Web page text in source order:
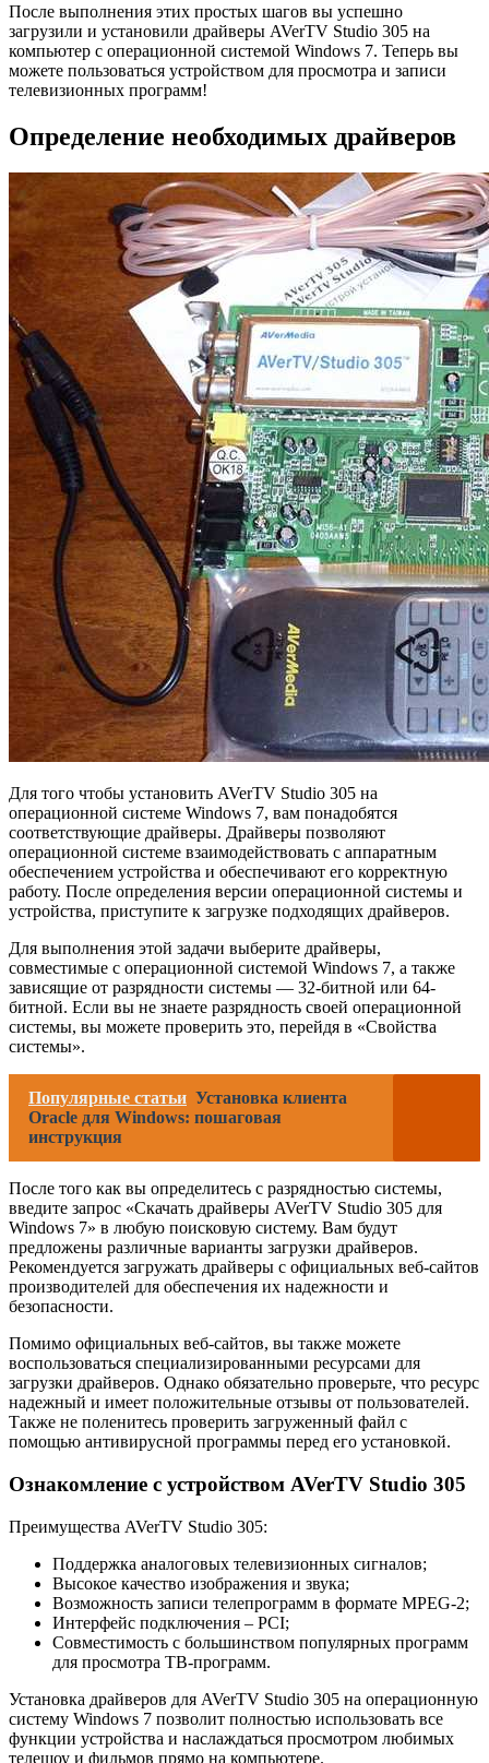
После выполнения этих простых шагов вы успешно
загрузили и установили драйверы AVerTV Studio 305 на
компьютер с операционной системой Windows 7. Теперь вы
можете пользоваться устройством для просмотра и записи
телевизионных программ!
Определение необходимых драйверов
Для того чтобы установить AVerTV Studio 305 на
операционной системе Windows 7, вам понадобятся
соответствующие драйверы. Драйверы позволяют
операционной системе взаимодействовать с аппаратным
обеспечением устройства и обеспечивают его корректную
работу. После определения версии операционной системы и
устройства, приступите к загрузке подходящих драйверов.
Для выполнения этой задачи выберите драйверы,
совместимые с операционной системой Windows 7, а также
зависящие от разрядности системы — 32-битной или 64-
битной. Если вы не знаете разрядность своей операционной
системы, вы можете проверить это, перейдя в «Свойства
системы».
Популярные статьи Установка клиента
Oracle для Windows: пошаговая
инструкция
После того как вы определитесь с разрядностью системы,
введите запрос «Скачать драйверы AVerTV Studio 305 для
Windows 7» в любую поисковую систему. Вам будут
предложены различные варианты загрузки драйверов.
Рекомендуется загружать драйверы с официальных веб-сайтов
производителей для обеспечения их надежности и
безопасности.
Помимо официальных веб-сайтов, вы также можете
воспользоваться специализированными ресурсами для
загрузки драйверов. Однако обязательно проверьте, что ресурс
надежный и имеет положительные отзывы от пользователей.
Также не поленитесь проверить загруженный файл с
помощью антивирусной программы перед его установкой.
Ознакомление с устройством AVerTV Studio 305
Преимущества AVerTV Studio 305:
Поддержка аналоговых телевизионных сигналов;
Высокое качество изображения и звука;
Возможность записи телепрограмм в формате MPEG-2;
Интерфейс подключения – PCI;
Совместимость с большинством популярных программ
для просмотра ТВ-программ.
Установка драйверов для AVerTV Studio 305 на операционную
систему Windows 7 позволит полностью использовать все
функции устройства и наслаждаться просмотром любимых
телешоу и фильмов прямо на компьютере.